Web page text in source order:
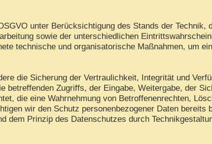
unter Berücksichtigung des Stands der
sowie der unterschiedlichen
technische und organisatorische Maßnahmen, um
die Sicherung der Vertraulichkeit, Integrität und
betreffenden Zugriffs, der Eingabe, Weitergabe, der
die eine Wahrnehmung von Betroffenenrechten,
wir den Schutz personenbezogener Daten bereits
dem Prinzip des Datenschutzes durch